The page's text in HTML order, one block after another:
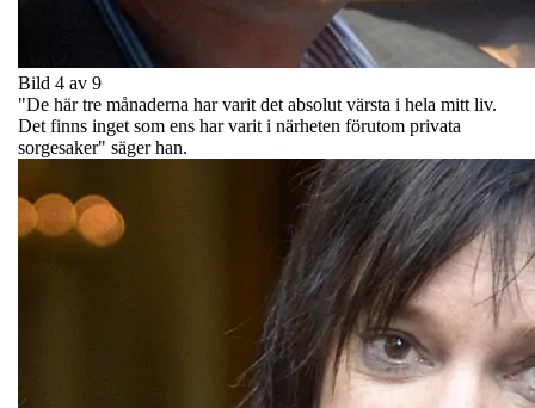
Bild 4 av 9
"De här tre månaderna har varit det absolut värsta i hela mitt liv.
Det finns inget som ens har varit i närheten förutom privata
sorgesaker" säger han.